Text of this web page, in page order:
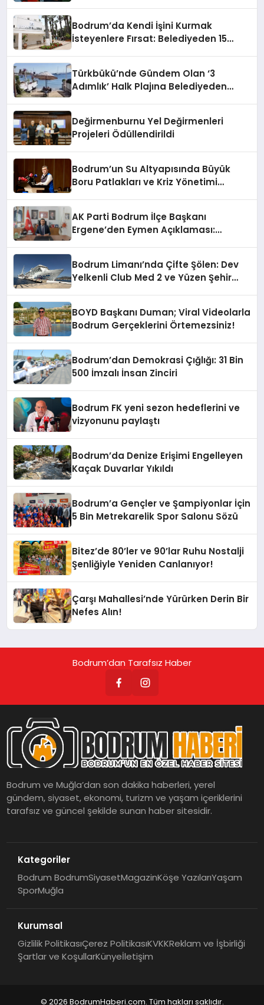
Bodrum’da Kendi İşini Kurmak
İsteyenlere Fırsat: Belediyeden 15
Türkbükü’nde Gündem Olan ‘3
Adımlık’ Halk Plajına Belediyeden
Değirmenburnu Yel Değirmenleri
Projeleri Ödüllendirildi
Bodrum’un Su Altyapısında Büyük
Boru Patlakları ve Kriz Yönetimi
AK Parti Bodrum İlçe Başkanı
Ergene’den Eymen Açıklaması:
Bodrum Limanı’nda Çifte Şölen: Dev
Yelkenli Club Med 2 ve Yüzen Şehir
BOYD Başkanı Duman; Viral Videolarla
Bodrum Gerçeklerini Örtemezsiniz!
Bodrum’dan Demokrasi Çığlığı: 31 Bin
500 İmzalı İnsan Zinciri
Bodrum FK yeni sezon hedeflerini ve
vizyonunu paylaştı
Bodrum’da Denize Erişimi Engelleyen
Kaçak Duvarlar Yıkıldı
Bodrum’a Gençler ve Şampiyonlar İçin
5 Bin Metrekarelik Spor Salonu Sözü
Bitez’de 80’ler ve 90’lar Ruhu Nostalji
Şenliğiyle Yeniden Canlanıyor!
Çarşı Mahallesi’nde Yürürken Derin Bir
Nefes Alın!
Bodrum’dan Tarafsız Haber
Bodrum ve Muğla’dan son dakika haberleri, yerel
gündem, siyaset, ekonomi, turizm ve yaşam içeriklerini
tarafsız ve güncel şekilde sunan haber sitesidir.
Kategoriler
Bodrum BodrumSiyasetMagazinKöşe YazılarıYaşam
SporMuğla
Kurumsal
Gizlilik PolitikasıÇerez PolitikasıKVKKReklam ve İşbirliği
Şartlar ve KoşullarKünyeİletişim
© 2026 BodrumHaberi.com. Tüm hakları saklıdır.